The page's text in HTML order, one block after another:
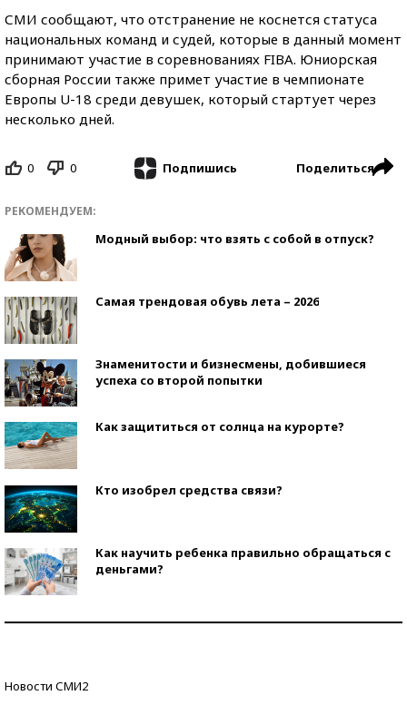
СМИ сообщают, что отстранение не коснется статуса
национальных команд и судей, которые в данный момент
принимают участие в соревнованиях FIBA. Юниорская
сборная России также примет участие в чемпионате
Европы U-18 среди девушек, который стартует через
несколько дней.
0 0 Подпишись Поделиться
РЕКОМЕНДУЕМ:
Модный выбор: что взять с собой в отпуск?
Самая трендовая обувь лета – 2026
Знаменитости и бизнесмены, добившиеся
успеха со второй попытки
Как защититься от солнца на курорте?
Кто изобрел средства связи?
Как научить ребенка правильно обращаться с
деньгами?
Новости СМИ2